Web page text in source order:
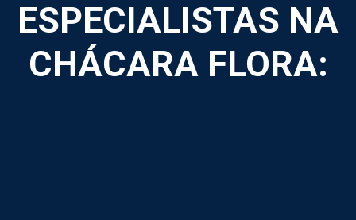
ESPECIALISTAS NA
CHÁCARA FLORA: